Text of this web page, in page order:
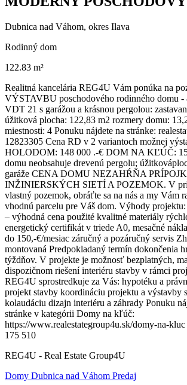
Dubnica nad Váhom, okres Ilava
Rodinný dom
122.83 m²
Realitná kancelária REG4U Vám ponúka na
VÝSTAVBU poschodového rodinného domu -
VDT 21 s garážou a krásnou pergolou:
úžitková plocha: 122,83 m2 rozmery domu:
miestnosti: 4 Ponuku nájdete na stránke:
12823305 Cena RD v 2 variantoch možnej
HOLODOM: 148 000 .-€ DOM NA KĽÚČ:
domu neobsahuje drevenú pergolu;
garáže CENA DOMU NEZAHŔŇA
INŽINIERSKÝCH SIETÍ A POZEMOK. V
vlastný pozemok, obráťte sa na nás a my Vám
vhodnú parcelu pre Váš dom. Výhody
– výhodná cena použité kvalitné materiály
energetický certifikát v triede A0, mesačné
do 150,-€/mesiac záručný a pozáručný servis
montovaná Predpokladaný termín dokončenia
týždňov. V projekte je možnosť bezplatných,
dispozičnom riešení interiéru stavby v rámci
REG4U sprostredkuje za Vás: hypotéku a
projekt stavby koordináciu projektu a výstavby
kolaudáciu dizajn interiéru a záhrady Ponuku
stránke v kategórii Domy na kľúč:
https://www.realestategroup4u.sk/domy-na-
175 510
REG4U - Real Estate Group4U
Domy Dubnica nad Váhom Predaj